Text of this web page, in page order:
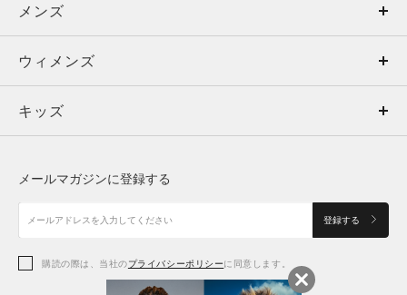
メンズ
ウィメンズ
キッズ
アクセサリー
メンズ
トップス
ボトムス
アクセサリー
ウィメンズ
トップス
シューズ
アクセサリー
キッズ
シューズ
メールマガジンに登録する
登録する
購読の際は、当社のプライバシーポリシーに同意します。